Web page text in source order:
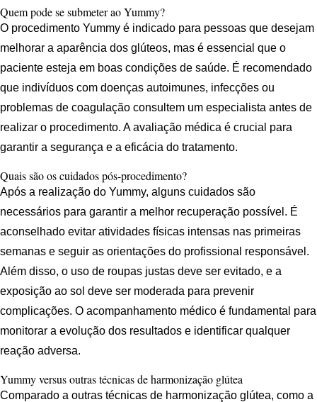
Quem pode se submeter ao Yummy?
O procedimento Yummy é indicado para pessoas que desejam
melhorar a aparência dos glúteos, mas é essencial que o
paciente esteja em boas condições de saúde. É recomendado
que indivíduos com doenças autoimunes, infecções ou
problemas de coagulação consultem um especialista antes de
realizar o procedimento. A avaliação médica é crucial para
garantir a segurança e a eficácia do tratamento.
Quais são os cuidados pós-procedimento?
Após a realização do Yummy, alguns cuidados são
necessários para garantir a melhor recuperação possível. É
aconselhado evitar atividades físicas intensas nas primeiras
semanas e seguir as orientações do profissional responsável.
Além disso, o uso de roupas justas deve ser evitado, e a
exposição ao sol deve ser moderada para prevenir
complicações. O acompanhamento médico é fundamental para
monitorar a evolução dos resultados e identificar qualquer
reação adversa.
Yummy versus outras técnicas de harmonização glútea
Comparado a outras técnicas de harmonização glútea, como a